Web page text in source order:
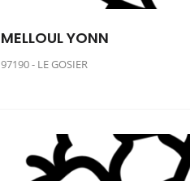
MELLOUL YONN
97190 - LE GOSIER